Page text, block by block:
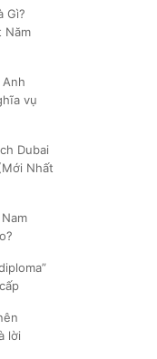
Gì?
Năm
vụ
Dubai
Nhất
lời